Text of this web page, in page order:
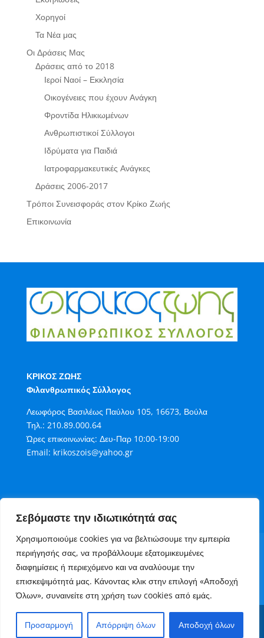
Σεβόμαστε την ιδιωτικότητά σας
Χρησιμοποιούμε cookies για να βελτιώσουμε την εμπειρία
περιήγησής σας, να προβάλλουμε εξατομικευμένες
διαφημίσεις ή περιεχόμενο και να αναλύουμε την
επισκεψιμότητά μας. Κάνοντας κλικ στην επιλογή «Αποδοχή
Όλων», συναινείτε στη χρήση των cookies από εμάς.
Προσαρμογή Απόρριψη όλων Αποδοχή όλων
Χορηγοί
Τα Νέα μας
Οι Δράσεις Μας
Δράσεις από το 2018
Ιεροί Ναοί – Εκκλησία
Οικογένειες που έχουν Ανάγκη
Φροντίδα Ηλικιωμένων
Ανθρωπιστικοί Σύλλογοι
Ιδρύματα για Παιδιά
Ιατροφαρμακευτικές Ανάγκες
Δράσεις 2006-2017
Τρόποι Συνεισφοράς στον Κρίκο Ζωής
Επικοινωνία
ΚΡΙΚΟΣ ΖΩΗΣ
Φιλανθρωπικός Σύλλογος
Λεωφόρος Βασιλέως Παύλου 105, 16673, Βούλα
Τηλ.: 210.89.000.64
Ώρες επικοινωνίας: Δευ-Παρ 10:00-19:00
Email: krikoszois@yahoo.gr
Όροι Χρήσης
Πολιτική Cookies
Πολιτική Απορρήτου
Τρόποι Συνεισφοράς στον Κρίκο Ζωής
Copyright 2006 - 2023 Κρίκος Ζωής Φιλανθρωπικός
Σύλλογος. Ανάπτυξη websiteAlterMarket